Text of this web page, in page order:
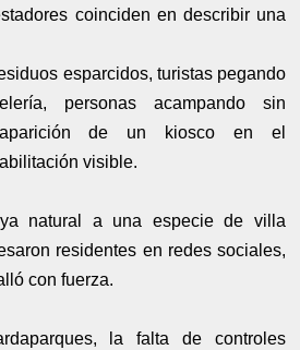
coinciden en describir una
esparcidos, turistas pegando
personas acampando sin
de un kiosco en el
visible.
natural a una especie de villa
residentes en redes sociales,
con fuerza.
la falta de controles